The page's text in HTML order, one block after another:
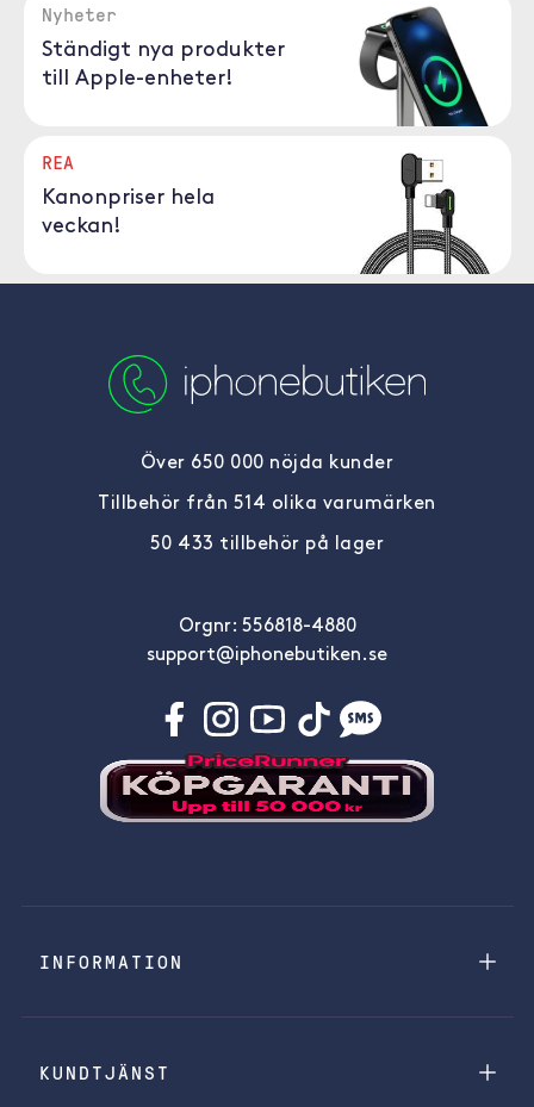
Nyheter
Ständigt nya produkter
till Apple-enheter!
REA
Kanonpriser hela
veckan!
Över 650 000 nöjda kunder
Tillbehör från 514 olika varumärken
50 433 tillbehör på lager
Orgnr: 556818-4880
support@iphonebutiken.se
INFORMATION
KUNDTJÄNST